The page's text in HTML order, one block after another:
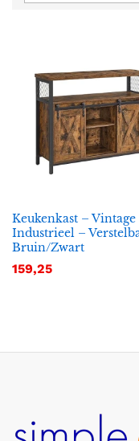
Keukenkast – Vintage
Industrieel –
Bruin/Zwart
159,25